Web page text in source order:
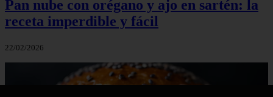
Pan nube con orégano y ajo en sartén: la
receta imperdible y fácil
22/02/2026